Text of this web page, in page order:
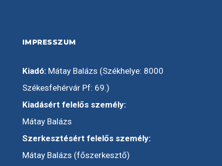
IMPRESSZUM
Kiadó:Mátay Balázs (Székhelye: 8000
Székesfehérvár Pf: 69.)
Kiadásért felelős személy:
Mátay Balázs
Szerkesztésért felelős személy:
Mátay Balázs (főszerkesztő)